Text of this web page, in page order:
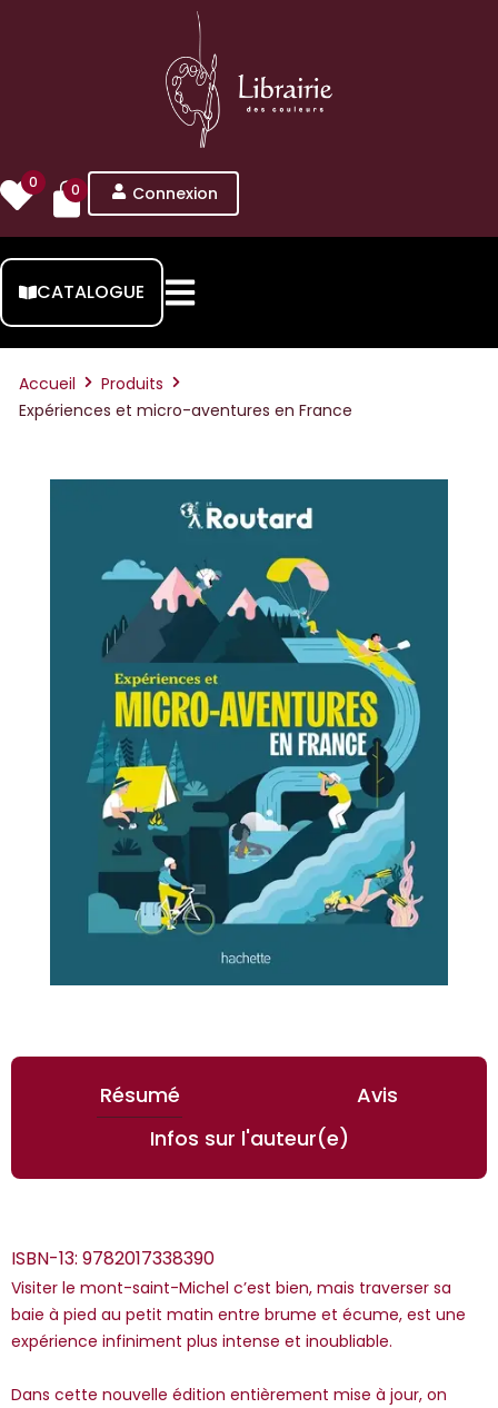
0 0 Connexion
CATALOGUE
Accueil
Produits
Expériences et micro-aventures en France
Résumé
Avis
Infos sur l'auteur(e)
ISBN-13: 9782017338390
Visiter le mont-saint-Michel c’est bien, mais traverser sa
baie à pied au petit matin entre brume et écume, est une
expérience infiniment plus intense et inoubliable.
Dans cette nouvelle édition entièrement mise à jour, on
*Guests cannot publish reviews